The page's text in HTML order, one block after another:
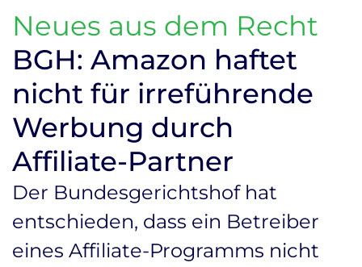
Neues aus dem Recht
BGH: Amazon haftet
nicht für irreführende
Werbung durch
Affiliate-Partner
Der Bundesgerichtshof hat
entschieden, dass ein Betreiber
eines Affiliate-Programms nicht